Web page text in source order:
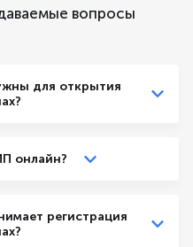
вопросы
для открытия
онлайн?
регистрация